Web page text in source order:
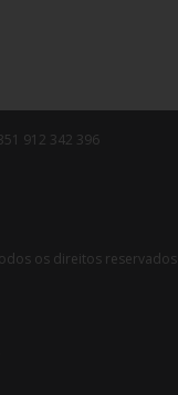
912 342 396
os direitos reservados